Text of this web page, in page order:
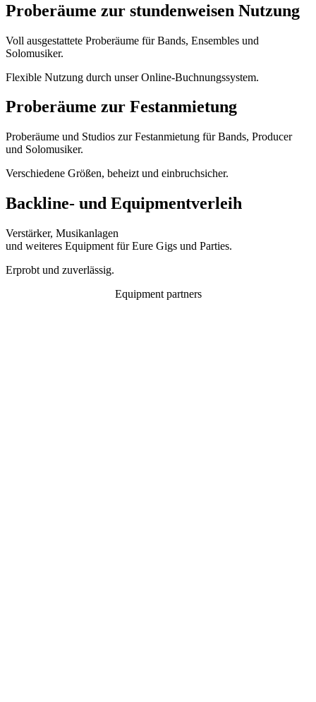
Proberäume zur stundenweisen Nutzung
Voll ausgestattete Proberäume für Bands, Ensembles und
Solomusiker.
Flexible Nutzung durch unser Online-Buchnungssystem.
Proberäume zur Festanmietung
Proberäume und Studios zur Festanmietung für Bands, Producer
und Solomusiker.
Verschiedene Größen, beheizt und einbruchsicher.
Backline- und Equipmentverleih
Verstärker, Musikanlagen
und weiteres Equipment für Eure Gigs und Parties.
Erprobt und zuverlässig.
Equipment partners